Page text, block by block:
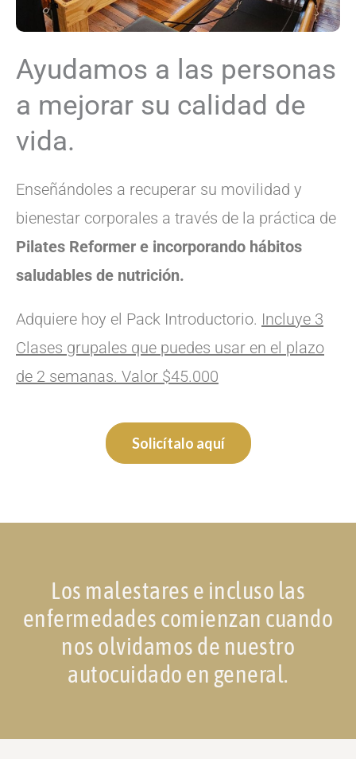
Ayudamos a las personas
a mejorar su calidad de
vida.
Enseñándoles a recuperar su movilidad y
bienestar corporales a través de la práctica de
Pilates Reformer e incorporando hábitos
saludables de nutrición.
Adquiere hoy el Pack Introductorio. Incluye 3
Clases grupales que puedes usar en el plazo
de 2 semanas. Valor $45.000
Solicítalo aquí
Los malestares e incluso las
enfermedades comienzan cuando
nos olvidamos de nuestro
autocuidado en general.